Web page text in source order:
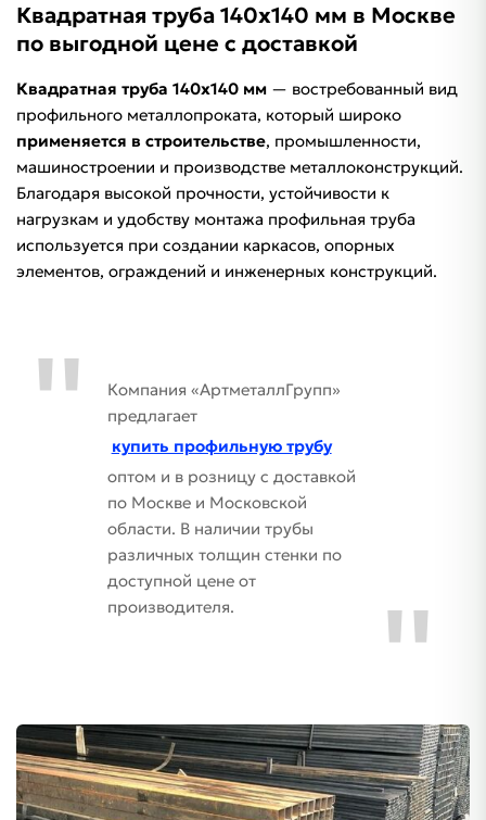
Квадратная труба 140х140 мм в Москве
по выгодной цене с доставкой
Квадратная труба 140х140 мм — востребованный вид
профильного металлопроката, который широко
применяется в строительстве, промышленности,
машиностроении и производстве металлоконструкций.
Благодаря высокой прочности, устойчивости к
нагрузкам и удобству монтажа профильная труба
используется при создании каркасов, опорных
элементов, ограждений и инженерных конструкций.
Компания «АртметаллГрупп»
предлагает
купить профильную трубу
оптом и в розницу с доставкой
по Москве и Московской
области. В наличии трубы
различных толщин стенки по
доступной цене от
производителя.